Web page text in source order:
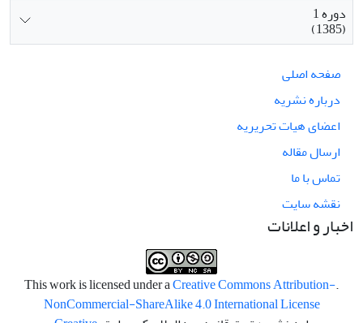
دوره 1
(1385)
صفحه اصلی
درباره نشریه
اعضای هیات تحریریه
ارسال مقاله
تماس با ما
نقشه سایت
اخبار و اعلانات
.This work is licensed under a
Creative Commons Attribution-
NonCommercial-ShareAlike 4.0 International License